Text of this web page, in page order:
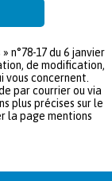
n°78-17 du 6 janvier
de modification,
concernent.
par courrier ou via
plus précises sur le
la page mentions